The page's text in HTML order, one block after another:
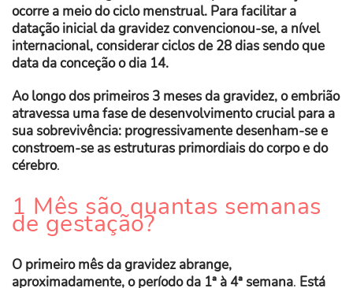
ocorre a meio do ciclo menstrual. Para facilitar a
datação inicial da gravidez convencionou-se, a nível
internacional, considerar ciclos de 28 dias sendo que
data da conceção o dia 14.
Ao longo dos primeiros 3 meses da gravidez, o embrião
atravessa uma fase de desenvolvimento crucial para a
sua sobrevivência: progressivamente desenham-se e
constroem-se as estruturas primordiais do corpo e do
cérebro.
1 Mês são quantas semanas
de gestação?
O primeiro mês da gravidez abrange,
aproximadamente, o período da 1ª à 4ª semana. Está